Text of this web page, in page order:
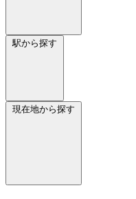
駅から探す
現在地から探す